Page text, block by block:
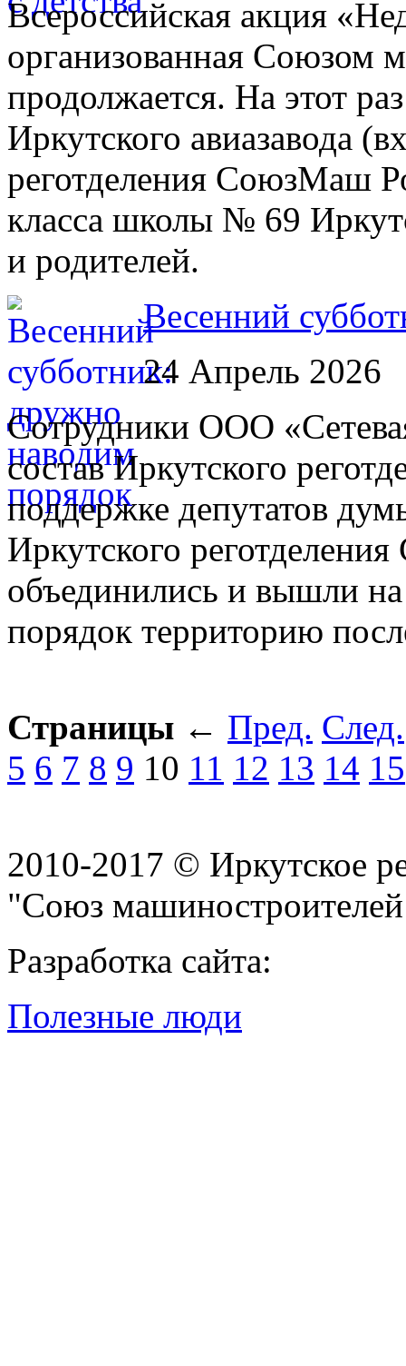
Всероссийская акция
организованная Союзом
продолжается. На этот
Иркутского авиазавода
реготделения СоюзМаш
класса школы № 69
и родителей.
Весенний
24 Апрель 2026
Сотрудники ООО
состав Иркутского
поддержке депутатов
Иркутского
объединились и вышли
порядок территорию
Страницы ← Пред. След.
5 6 7 8 9 10 11 12 13 14 15
2010-2017 © Иркутское
"Союз
Разработка сайта:
Полезные люди